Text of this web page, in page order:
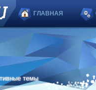
ГЛАВНАЯ
темы